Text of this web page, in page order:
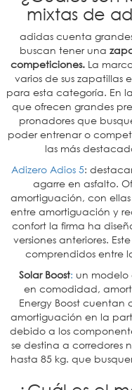
mixtas de
adidas cuenta
buscan tener una
competiciones. La
varios de sus zapatillas
para esta categoría. En
que ofrecen grandes
pronadores que
poder entrenar o
las más
Adizero Adios 5:
agarre en asfalto.
amortiguación, con
entre amortiguación y
confort la firma ha
versiones anteriores.
comprendidos entre
Solar Boost: un
en comodidad,
Energy Boost cuentan
amortiguación en la
debido a los
se destina a corredores
hasta 85 kg. que